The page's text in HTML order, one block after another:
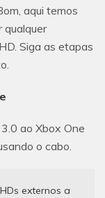
aqui temos
qualquer
Siga as etapas
ao Xbox One
o cabo.
externos a